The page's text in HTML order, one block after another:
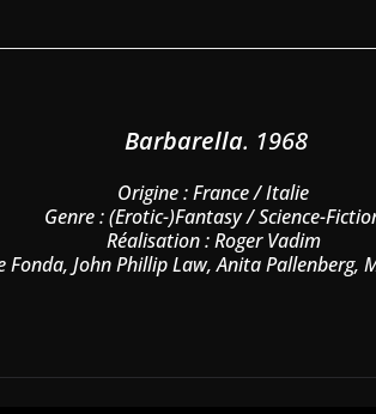
Barbarella. 1968
Origine : France / Italie
Genre : (Erotic-)Fantasy / Science-
Réalisation : Roger Vadim
Fonda, John Phillip Law, Anita Pallenberg,